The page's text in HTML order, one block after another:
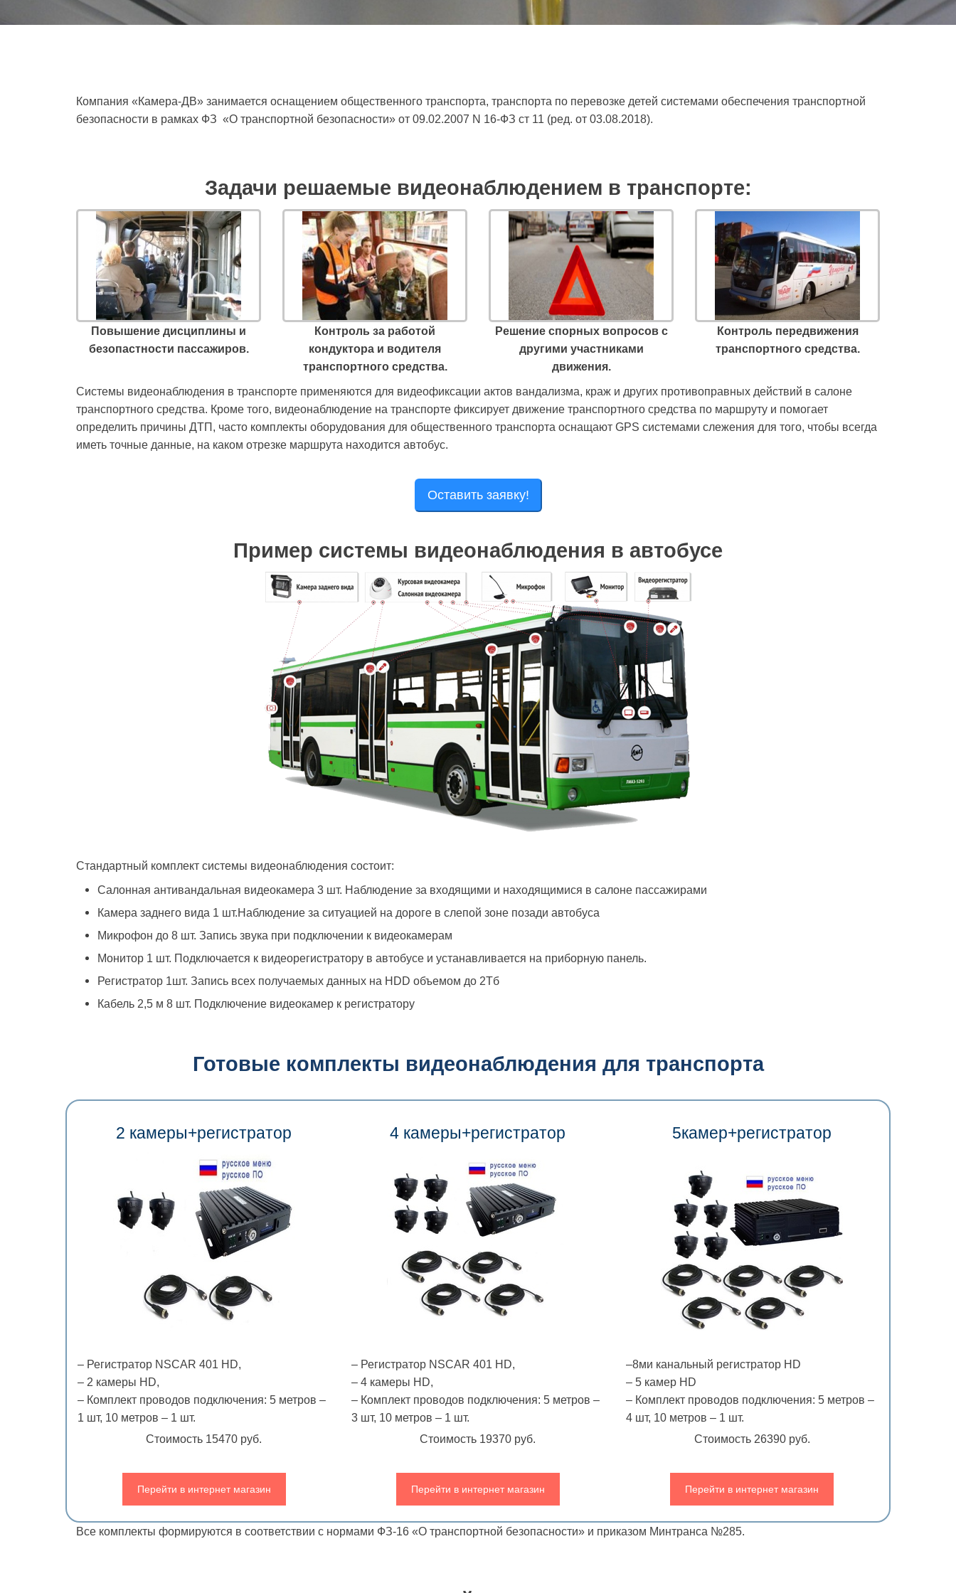
Компания «Камера-ДВ» занимается оснащением общественного транспорта, транспорта по перевозке детей системами обеспечения транспортной
безопасности в рамках ФЗ «О транспортной безопасности» от 09.02.2007 N 16-ФЗ ст 11 (ред. от 03.08.2018).
Задачи решаемые видеонаблюдением в транспорте:
Повышение дисциплины и
безопастности пассажиров.
Контроль за работой
кондуктора и водителя
транспортного средства.
Решение спорных вопросов с
другими участниками
движения.
Контроль передвижения
транспортного средства.
Системы видеонаблюдения в транспорте применяются для видеофиксации актов вандализма, краж и других противоправных действий в салоне
транспортного средства. Кроме того, видеонаблюдение на транспорте фиксирует движение транспортного средства по маршруту и помогает
определить причины ДТП, часто комплекты оборудования для общественного транспорта оснащают GPS системами слежения для того, чтобы всегда
иметь точные данные, на каком отрезке маршрута находится автобус.
Оставить заявку!
Пример системы видеонаблюдения в автобусе
Стандартный комплект системы видеонаблюдения состоит:
Салонная антивандальная видеокамера 3 шт. Наблюдение за входящими и находящимися в салоне пассажирами
Камера заднего вида 1 шт.Наблюдение за ситуацией на дороге в слепой зоне позади автобуса
Микрофон до 8 шт. Запись звука при подключении к видеокамерам
Монитор 1 шт. Подключается к видеорегистратору в автобусе и устанавливается на приборную панель.
Регистратор 1шт. Запись всех получаемых данных на HDD объемом до 2Тб
Кабель 2,5 м 8 шт. Подключение видеокамер к регистратору
Готовые комплекты видеонаблюдения для транспорта
2 камеры+регистратор
– Регистратор NSCAR 401 HD,
– 2 камеры HD,
– Комплект проводов подключения: 5 метров –
1 шт, 10 метров – 1 шт.
Стоимость 15470 руб.
Перейти в интернет магазин
4 камеры+регистратор
– Регистратор NSCAR 401 HD,
– 4 камеры HD,
– Комплект проводов подключения: 5 метров –
3 шт, 10 метров – 1 шт.
Стоимость 19370 руб.
Перейти в интернет магазин
5камер+регистратор
–8ми канальный регистратор HD
– 5 камер HD
– Комплект проводов подключения: 5 метров –
4 шт, 10 метров – 1 шт.
Стоимость 26390 руб.
Перейти в интернет магазин
Все комплекты формируются в соответствии с нормами ФЗ-16 «О транспортной безопасности» и приказом Минтранса №285.